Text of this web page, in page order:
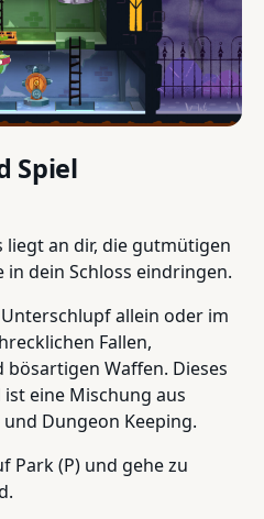
Spiel
liegt an dir, die gutmütigen
dein Schloss eindringen.
allein oder im
Fallen,
Waffen. Dieses
eine Mischung aus
Dungeon Keeping.
Park (P) und gehe zu